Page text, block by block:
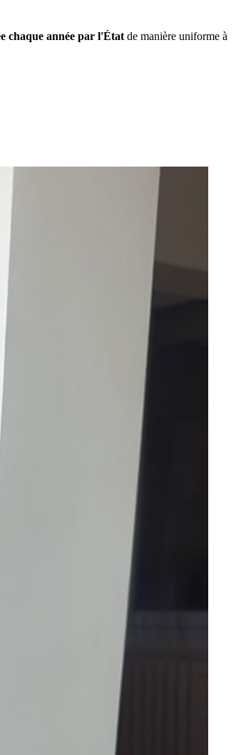
chaque année par l'État de manière uniforme à